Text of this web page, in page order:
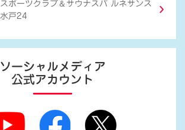
スポーツクラブ ＆ サウナスパ ルネサンス
水戸24
ソーシャルメディア
公式アカウント